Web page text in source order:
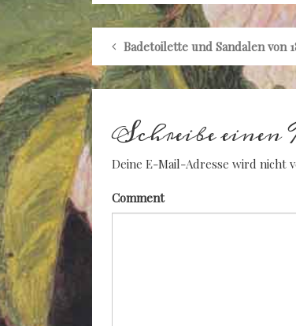
Badetoilette und Sandalen von
Schreibe einen
Deine E-Mail-Adresse wird nicht
Comment